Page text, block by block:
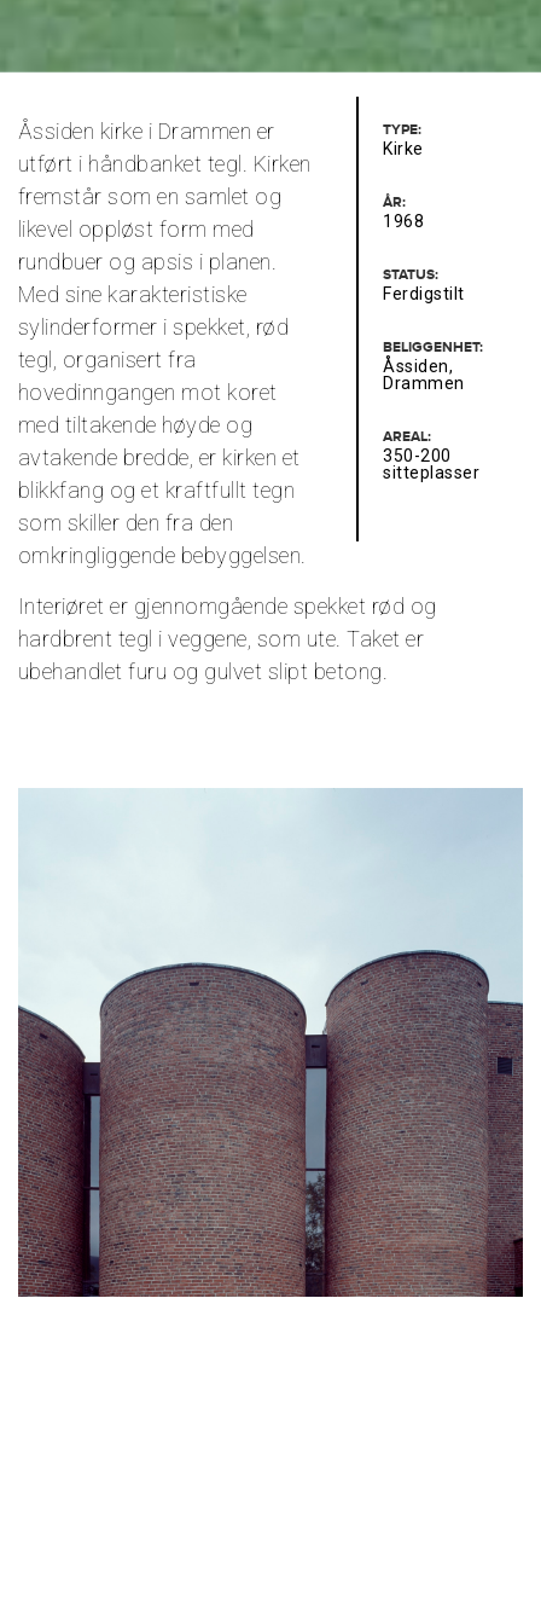
TYPE:
Kirke
ÅR:
1968
STATUS:
Ferdigstilt
BELIGGENHET:
Åssiden,
Drammen
AREAL:
350-200
sitteplasser
Åssiden kirke i Drammen er
utført i håndbanket tegl. Kirken
fremstår som en samlet og
likevel oppløst form med
rundbuer og apsis i planen.
Med sine karakteristiske
sylinderformer i spekket, rød
tegl, organisert fra
hovedinngangen mot koret
med tiltakende høyde og
avtakende bredde, er kirken et
blikkfang og et kraftfullt tegn
som skiller den fra den
omkringliggende bebyggelsen.
Interiøret er gjennomgående spekket rød og
hardbrent tegl i veggene, som ute. Taket er
ubehandlet furu og gulvet slipt betong.